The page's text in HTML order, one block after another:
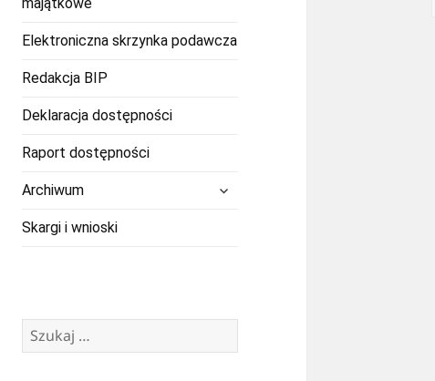
Elektroniczna skrzynka podawcza
Redakcja BIP
Deklaracja dostępności
Raport dostępności
Archiwum
Skargi i wnioski
Szukaj: